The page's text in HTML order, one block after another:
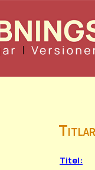
Titlar
Titel: